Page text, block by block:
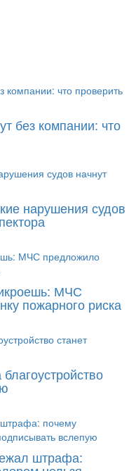
без компании: что
нарушения судов
МЧС
пожарного риска
штрафа: